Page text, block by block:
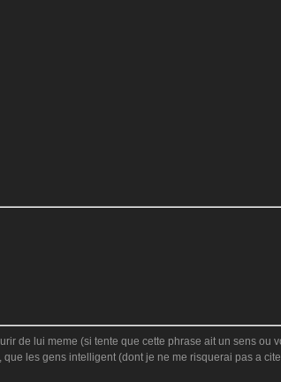
de lui meme (si tente que cette phrase ait un sens
les gens intelligent (dont je ne me risquerai pas a